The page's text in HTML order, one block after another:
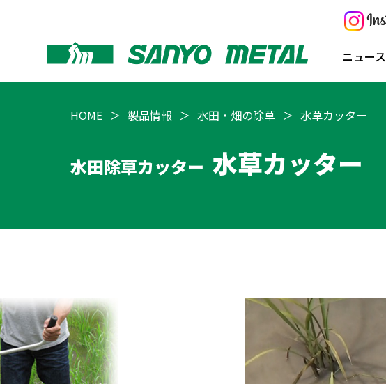
ニュース
HOME 製品情報 水田・畑の除草 水草カッター
水田除草カッター 水草カッター